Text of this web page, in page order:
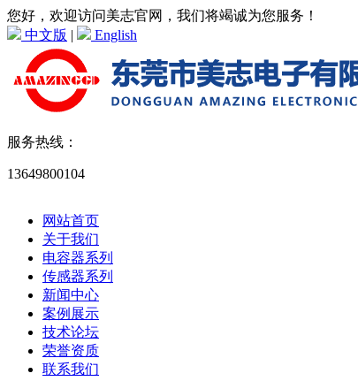
您好，欢迎访问美志官网，我们将竭诚为您服务！
中文版 | English
服务热线：
13649800104
网站首页
关于我们
电容器系列
传感器系列
新闻中心
案例展示
技术论坛
荣誉资质
联系我们